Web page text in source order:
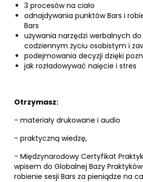
3 procesów na ciało
odnajdywania punktów Bars i
Bars
używania narzędzi werbalnych
codziennym życiu osobistym i
podejmowania decyzji dzięki
jak rozładowywać naięcie i stres
Otrzymasz:
- materiały drukowane i audio
- praktyczną wiedzę,
- Międzynarodowy Certyfikat
wpisem do Globalnej Bazy
robienie sesji Bars za pieniądze na